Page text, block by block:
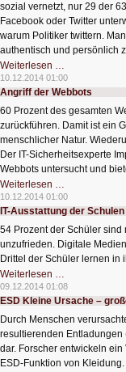
sozial vernetzt, nur 29 der
Facebook oder Twitter
warum Politiker twittern.
authentisch und persönlich
Weiterlesen …
immer
mehr
deutsche
twittern
10.12.2014 01:00
Angriff der Webbots
60 Prozent des gesamten
zurückführen. Damit ist ein
menschlicher Natur.
Der IT-Sicherheitsexperte
Webbots untersucht und
Weiterlesen …
der
Webbots
10.12.2014 01:00
IT-Ausstattung der
54 Prozent der Schüler sind
unzufrieden. Digitale
Drittel der Schüler lernen in
Weiterlesen …
Ausstattung
der
Schulen
immer
schlechter
09.12.2014 01:08
ESD Kleine Ursache –
Durch Menschen
resultierenden
dar. Forscher entwickeln
ESD-Funktion von Kleidung.